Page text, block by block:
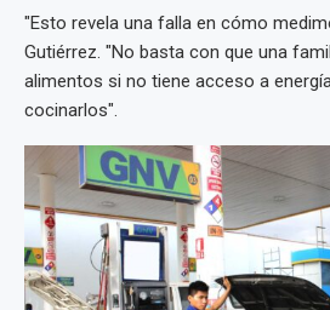
"Esto revela una falla en cómo
Gutiérrez. "No basta con que una
alimentos si no tiene acceso a
cocinarlos".